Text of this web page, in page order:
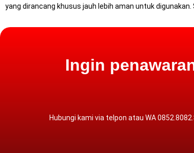
yang dirancang khusus jauh lebih aman untuk digunakan.
Ingin
Hubungi kami via telpon atau WA